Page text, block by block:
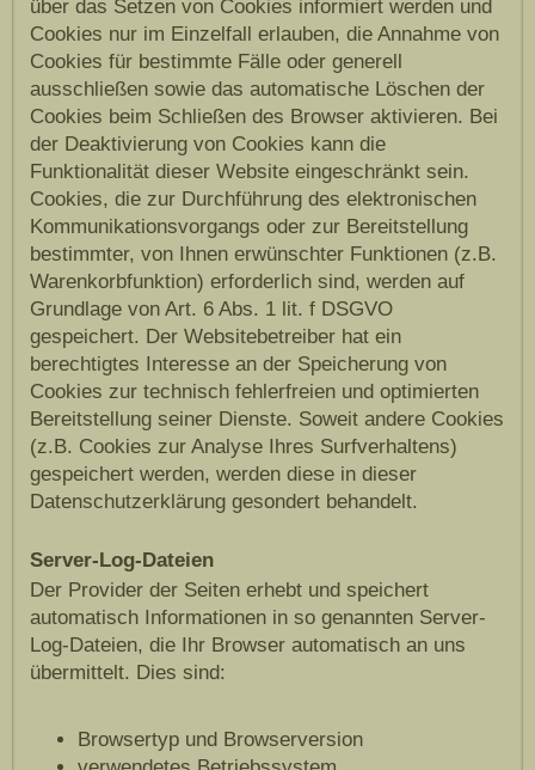
über das Setzen von Cookies informiert werden und
Cookies nur im Einzelfall erlauben, die Annahme von
Cookies für bestimmte Fälle oder generell
ausschließen sowie das automatische Löschen der
Cookies beim Schließen des Browser aktivieren. Bei
der Deaktivierung von Cookies kann die
Funktionalität dieser Website eingeschränkt sein.
Cookies, die zur Durchführung des elektronischen
Kommunikationsvorgangs oder zur Bereitstellung
bestimmter, von Ihnen erwünschter Funktionen (z.B.
Warenkorbfunktion) erforderlich sind, werden auf
Grundlage von Art. 6 Abs. 1 lit. f DSGVO
gespeichert. Der Websitebetreiber hat ein
berechtigtes Interesse an der Speicherung von
Cookies zur technisch fehlerfreien und optimierten
Bereitstellung seiner Dienste. Soweit andere Cookies
(z.B. Cookies zur Analyse Ihres Surfverhaltens)
gespeichert werden, werden diese in dieser
Datenschutzerklärung gesondert behandelt.
Server-Log-Dateien
Der Provider der Seiten erhebt und speichert
automatisch Informationen in so genannten Server-
Log-Dateien, die Ihr Browser automatisch an uns
übermittelt. Dies sind:
Browsertyp und Browserversion